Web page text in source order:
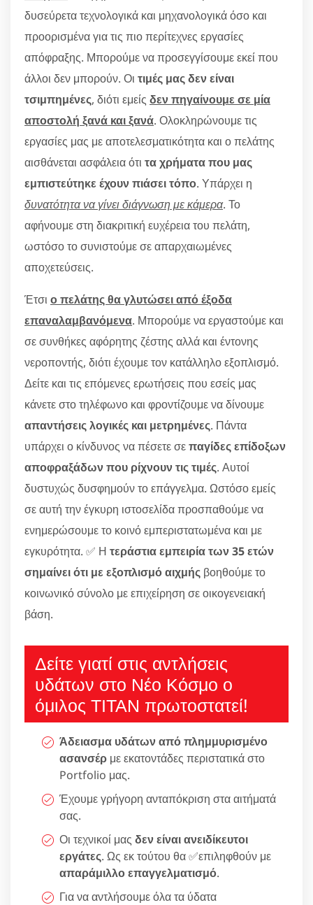
δυσεύρετα τεχνολογικά και μηχανολογικά όσο και
προορισμένα για τις πιο περίτεχνες εργασίες
απόφραξης. Μπορούμε να προσεγγίσουμε εκεί που
άλλοι δεν μπορούν. Οι τιμές μας δεν είναι
τσιμπημένες, διότι εμείς δεν πηγαίνουμε σε μία
αποστολή ξανά και ξανά. Ολοκληρώνουμε τις
εργασίες μας με αποτελεσματικότητα και ο πελάτης
αισθάνεται ασφάλεια ότι τα χρήματα που μας
εμπιστεύτηκε έχουν πιάσει τόπο. Υπάρχει η
δυνατότητα να γίνει διάγνωση με κάμερα. Το
αφήνουμε στη διακριτική ευχέρεια του πελάτη,
ωστόσο το συνιστούμε σε απαρχαιωμένες
αποχετεύσεις.
Έτσι ο πελάτης θα γλυτώσει από έξοδα
επαναλαμβανόμενα. Μπορούμε να εργαστούμε και
σε συνθήκες αφόρητης ζέστης αλλά και έντονης
νεροποντής, διότι έχουμε τον κατάλληλο εξοπλισμό.
Δείτε και τις επόμενες ερωτήσεις που εσείς μας
κάνετε στο τηλέφωνο και φροντίζουμε να δίνουμε
απαντήσεις λογικές και μετρημένες. Πάντα
υπάρχει ο κίνδυνος να πέσετε σεπαγίδες επίδοξων
αποφραξάδων που ρίχνουν τις τιμές. Αυτοί
δυστυχώς δυσφημούν το επάγγελμα. Ωστόσο εμείς
σε αυτή την έγκυρη ιστοσελίδα προσπαθούμε να
ενημερώσουμε το κοινό εμπεριστατωμένα και με
εγκυρότητα. ✅ Η τεράστια εμπειρία των 35 ετών
σημαίνει ότι με εξοπλισμό αιχμής βοηθούμε το
κοινωνικό σύνολο με επιχείρηση σε οικογενειακή
βάση.
Δείτε γιατί στις αντλήσεις
υδάτων στο Νέο Κόσμο ο
όμιλος ΤΙΤΑΝ πρωτοστατεί!
Άδειασμα υδάτων από πλημμυρισμένο
ασανσέρ με εκατοντάδες περιστατικά στο
Portfolio μας.
Έχουμε γρήγορη ανταπόκριση στα αιτήματά
σας.
Οι τεχνικοί μας δεν είναι ανειδίκευτοι
εργάτες. Ως εκ τούτου θα ✅επιληφθούν με
απαράμιλλο επαγγελματισμό.
Για να αντλήσουμε όλα τα ύδατα